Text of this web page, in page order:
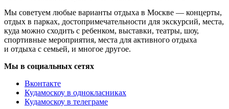
Мы советуем любые варианты отдыха в Москве — концерты,
отдых в парках, достопримечательности для экскурсий, места,
куда можно сходить с ребенком, выставки, театры, шоу,
спортивные мероприятия, места для активного отдыха
и отдыха с семьей, и многое другое.
Мы в социальных сетях
Вконтакте
Кудамоскоу в однокласниках
Кудамоскоу в телеграме